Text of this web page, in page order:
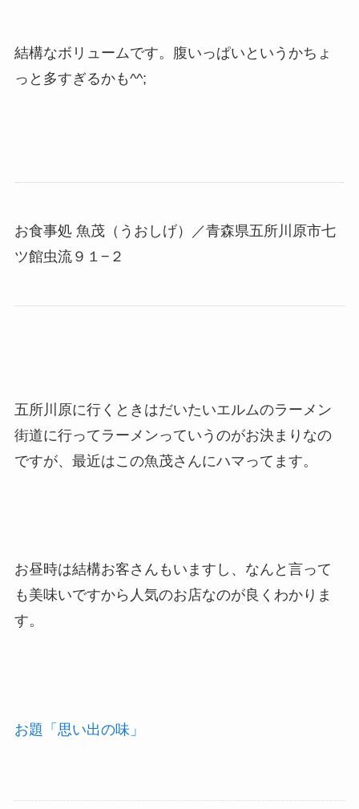
結構なボリュームです。腹いっぱいというかちょ
っと多すぎるかも^^;
お食事処 魚茂（うおしげ）／青森県五所川原市七
ツ館虫流９１−２
五所川原に行くときはだいたいエルムのラーメン
街道に行ってラーメンっていうのがお決まりなの
ですが、最近はこの魚茂さんにハマってます。
お昼時は結構お客さんもいますし、なんと言って
も美味いですから人気のお店なのが良くわかりま
す。
お題「思い出の味」